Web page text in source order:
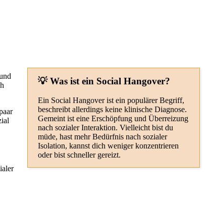
💡 Was ist ein Social Hangover?
Ein Social Hangover ist ein populärer Begriff,
beschreibt allerdings keine klinische Diagnose.
Gemeint ist eine Erschöpfung und Überreizung
nach sozialer Interaktion. Vielleicht bist du
müde, hast mehr Bedürfnis nach sozialer
Isolation, kannst dich weniger konzentrieren
oder bist schneller gereizt.